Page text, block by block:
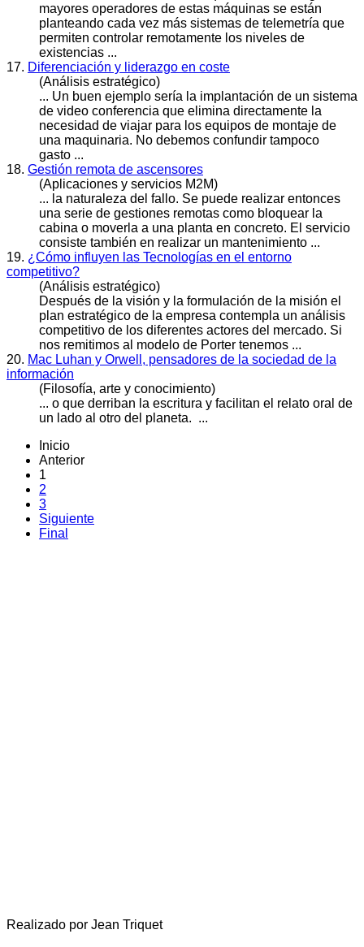
mayores operadores de estas máquinas se están
planteando cada vez más sistemas de telemetría que
permiten controlar remotamente los niveles de
existencias ...
17. Diferenciación y liderazgo en coste
(Análisis estratégico)
... Un buen ejemplo sería la implantación de un sistema
de video conferencia que elimina directamente la
necesidad de viajar para los equipos de montaje de
una maquinaria. No debemos confundir tampoco
gasto ...
18. Gestión remota de ascensores
(Aplicaciones y servicios M2M)
... la naturaleza del fallo. Se puede realizar entonces
una serie de gestiones remotas como bloquear la
cabina o moverla a una planta en concreto. El servicio
consiste también en realizar un mantenimiento ...
19. ¿Cómo influyen las Tecnologías en el entorno
competitivo?
(Análisis estratégico)
Después de la visión y la formulación de la misión el
plan estratégico de la empresa contempla un análisis
competitivo de los diferentes actores del mercado. Si
nos remitimos al modelo de Porter tenemos ...
20. Mac Luhan y Orwell, pensadores de la sociedad de la
información
(Filosofía, arte y conocimiento)
... o que derriban la escritura y facilitan el relato oral de
un lado al otro del planeta. ...
Inicio
Anterior
1
2
3
Siguiente
Final
Realizado por Jean Triquet